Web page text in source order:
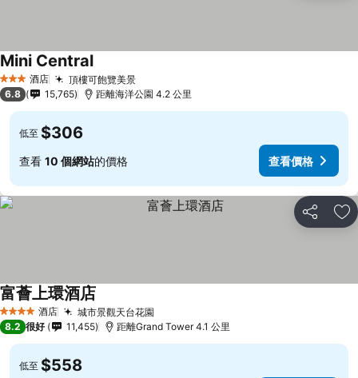
3 星級 酒店 頂樓可飽覽美景
Mini Central
6.8 15,765 距離海洋公園 4.2 公里
低至 $306
查看 10 個網站的價格 查看價格
分享 放
4 星級 酒店 城市景觀天台花園
富薈上環酒店
8.2 很好 11,455 距離Grand Tower 4.1 公里
低至 $558